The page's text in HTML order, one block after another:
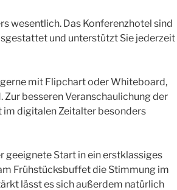
wesentlich. Das Konferenzhotel sind
und unterstützt Sie jederzeit
mit Flipchart oder Whiteboard,
besseren Veranschaulichung der
digitalen Zeitalter besonders
geeignete Start in ein erstklassiges
Frühstücksbuffet die Stimmung im
lässt es sich außerdem natürlich